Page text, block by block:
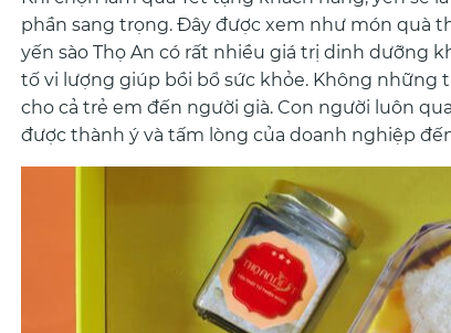
phần sang trọng. Đây được xem như món quà
yến sào Thọ An có rất nhiều giá trị dinh dưỡng
tố vi lượng giúp bồi bổ sức khỏe. Không những
cho cả trẻ em đến người già. Con người luôn
được thành ý và tấm lòng của doanh nghiệp